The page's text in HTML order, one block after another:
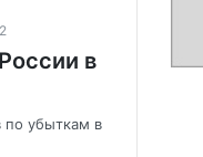
в
по убыткам в